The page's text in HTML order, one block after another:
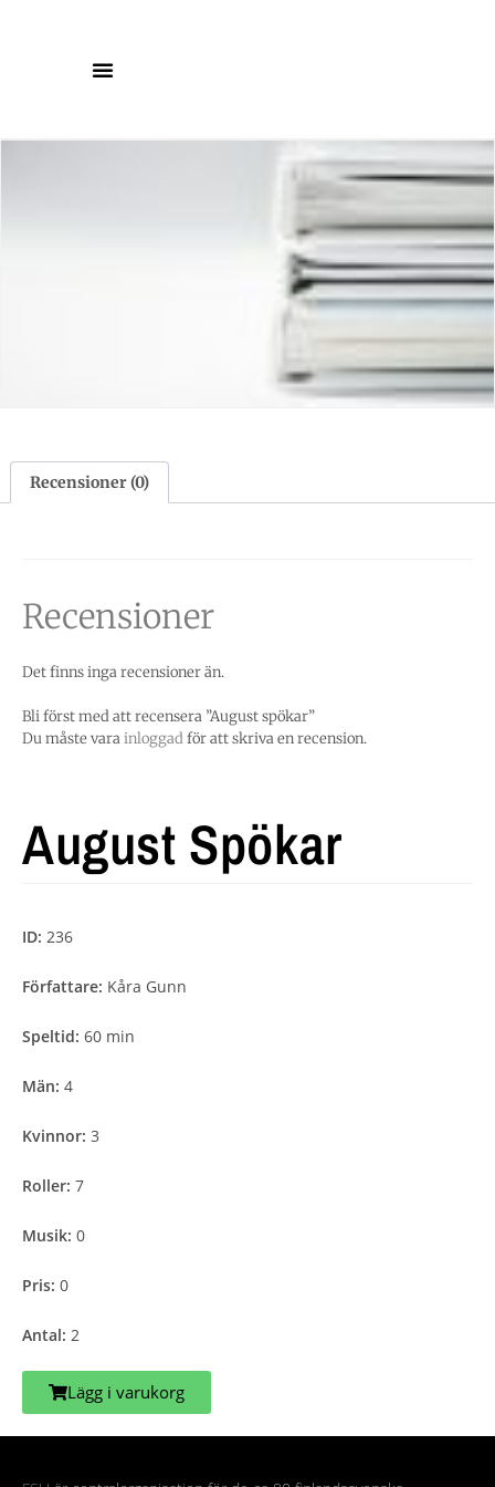
Recensioner (0)
Recensioner
Det finns inga recensioner än.
Bli först med att recensera ”August spökar”
Du måste varainloggadför att skriva en recension.
August Spökar
ID: 236
Författare: Kåra Gunn
Speltid: 60 min
Män: 4
Kvinnor: 3
Roller: 7
Musik: 0
Pris: 0
Antal: 2
Lägg i varukorg